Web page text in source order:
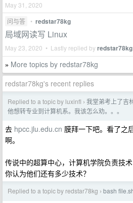
May 31, 2020
问与答
• redstar78kg
局域网读写 Linux
May 23, 2020 • Lastly replied byredstar78kg
» More topics by redstar78kg
redstar78kg's recent replies
Replied to a topic by luxinfl › 我堂弟考上了吉
他想转专业到计算机系。我该怎么劝。。。
去 hpcc.jlu.edu.cn 膜拜一下吧。看了之
啊。
传说中的超算中心，计算机学院负责技
你认为他们还有多少技术？
Replied to a topic by redstar78kg › bash